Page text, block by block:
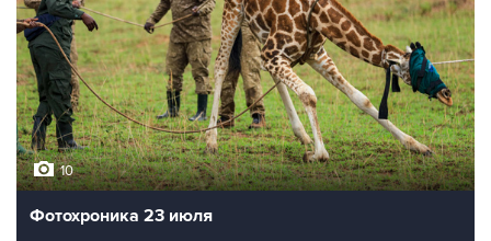
10
Фотохроника 23 июля